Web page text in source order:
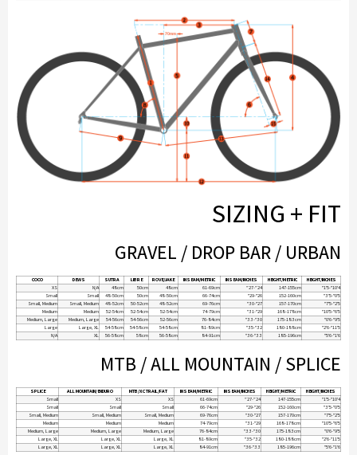
SIZING + FIT
GRAVEL / DROP BAR / URBAN
HEIGHT/INCHES
HEIGHT/METRIC
INSEAM/INCHES
INSEAM/METRIC
ROVE/JAKE
LIBRE
SUTRA
DEWS
COCO
4'10"-5'1"
147-155cm
24”-27”
61-69cm
48cm
50cm
48cm
N/A
XS
5'0"-5'3"
152-160cm
26"-29"
66-74cm
48-50cm
50cm
48-50cm
Small
Small
5'2"-5'7"
157-170cm
27"-30"
69-76cm
48-52cm
50-52cm
48-52cm
Small, Medium
Small, Medium
5'6"-5'10"
168-178cm
29"-31"
74-79cm
52-54cm
52-54cm
52-54cm
Medium
Medium
5'9"-6'0"
175-183cm
30"-33"
76-84cm
52-56cm
54-56cm
54-56cm
Medium, Large
Medium, Large
5'11"-6'2"
180-188cm
32"-35"
81-89cm
54-58cm
54-58cm
54-58cm
Large, XL
Large
6'1"-6'5"
185-196cm
33"-36"
84-91cm
56-58cm
58cm
56-58cm
XL
N/A
MTB / ALL MOUNTAIN / SPLICE
HEIGHT/INCHES
HEIGHT/METRIC
INSEAM/INCHES
INSEAM/METRIC
MTB/XC TRAIL/FAT
ALL MOUNTAIN/ENDURO
SPLICE
4'10"-5'1"
147-155cm
24”-27”
61-69cm
XS
XS
Small
5'0"-5'3"
152-160cm
26"-29"
66-74cm
Small
Small
Small
5'2"-5'7"
157-170cm
27"-30"
69-76cm
Small, Medium
Small, Medium
Small, Medium
5'6"-5'10"
168-178cm
29"-31"
74-79cm
Medium
Medium
Medium
5'9"-6'0"
175-183cm
30"-33"
76-84cm
Medium, Large
Medium, Large
Medium, Large
5'11"-6'2"
180-188cm
32"-35"
81-89cm
Large, XL
Large, XL
Large, XL
6'1"-6'5"
185-196cm
33"-36"
84-91cm
Large, XL
Large, XL
Large, XL